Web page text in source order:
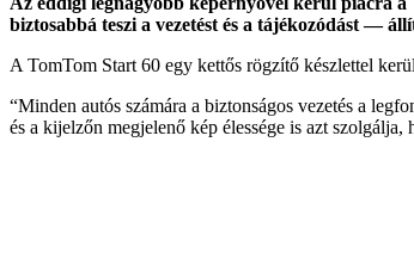
biztosabbá teszi a vezetést és a tájékozódást —
A TomTom Start 60 egy kettős rögzítő készlettel
“Minden autós számára a biztonságos vezetés a
és a kijelzőn megjelenő kép élessége is azt